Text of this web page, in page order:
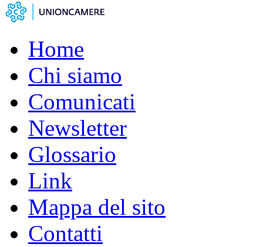
Home
Chi siamo
Comunicati
Newsletter
Glossario
Link
Mappa del sito
Contatti